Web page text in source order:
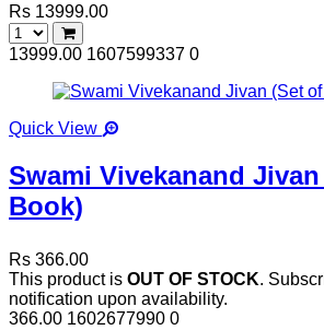
Rs 13999.00
13999.00 1607599337 0
Quick View
Swami Vivekanand
Book)
Rs 366.00
This product is OUT OF STOCK.
notification upon availability.
366.00 1602677990 0